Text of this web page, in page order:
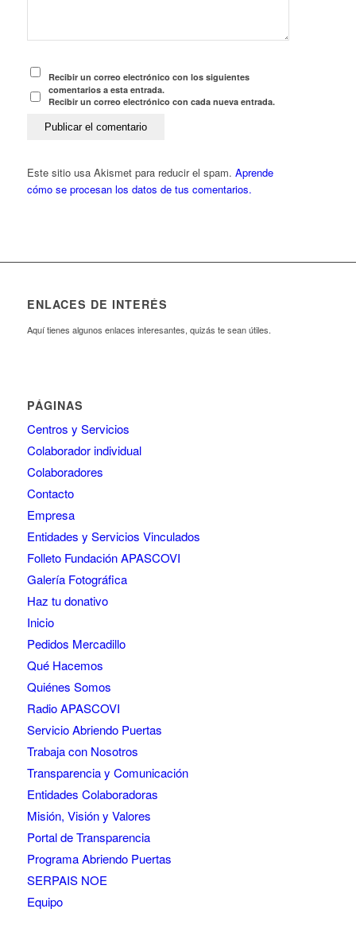
Recibir un correo electrónico con los siguientes
comentarios a esta entrada.
Recibir un correo electrónico con cada nueva entrada.
Este sitio usa Akismet para reducir el spam. Aprende
cómo se procesan los datos de tus comentarios.
ENLACES DE INTERÉS
Aquí tienes algunos enlaces interesantes, quizás te sean útiles.
PÁGINAS
Centros y Servicios
Colaborador individual
Colaboradores
Contacto
Empresa
Entidades y Servicios Vinculados
Folleto Fundación APASCOVI
Galería Fotográfica
Haz tu donativo
Inicio
Pedidos Mercadillo
Qué Hacemos
Quiénes Somos
Radio APASCOVI
Servicio Abriendo Puertas
Trabaja con Nosotros
Transparencia y Comunicación
Entidades Colaboradoras
Misión, Visión y Valores
Portal de Transparencia
Programa Abriendo Puertas
SERPAIS NOE
Equipo